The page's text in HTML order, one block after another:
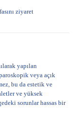
ziyaret
yapılan
veya açık
bu da estetik ve
ve yüksek
sorunlar hassas bir